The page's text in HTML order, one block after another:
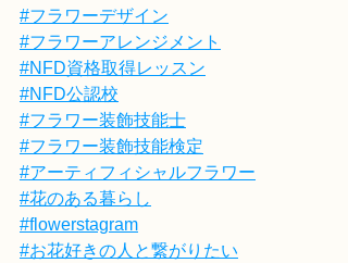
#フラワーデザイン
#フラワーアレンジメント
#NFD資格取得レッスン
#NFD公認校
#フラワー装飾技能士
#フラワー装飾技能検定
#アーティフィシャルフラワー
#花のある暮らし
#flowerstagram
#お花好きの人と繋がりたい